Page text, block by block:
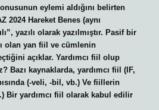
eylemi aldığını belirten
2024 Hareket Benes (aynı
yazılı olarak yazılmıştır. Pasif bir
olan yan fiil ve cümlenin
açıklar. Yardımcı fiil olup
Bazı kaynaklarda, yardımcı fiil (IF,
(-veli, -bil, vb.) Ve fiillerin
Bir yardımcı fiil olarak kabul edilir